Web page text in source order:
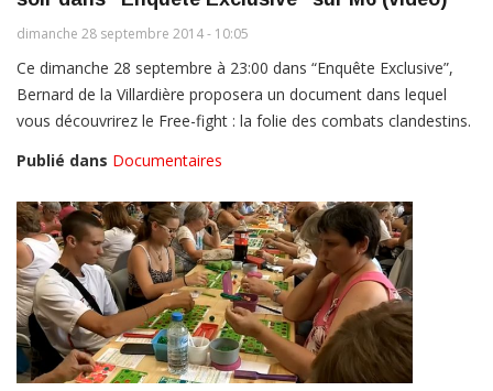
dimanche 28 septembre 2014 - 10:05
Ce dimanche 28 septembre à 23:00 dans “Enquête Exclusive”,
Bernard de la Villardière proposera un document dans lequel
vous découvrirez le Free-fight : la folie des combats clandestins.
Publié dans Documentaires